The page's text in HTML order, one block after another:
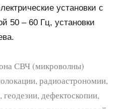
установки с
50 – 60 Гц, установки
СВЧ (микроволны)
радиоастрономии,
дефектоскопии,